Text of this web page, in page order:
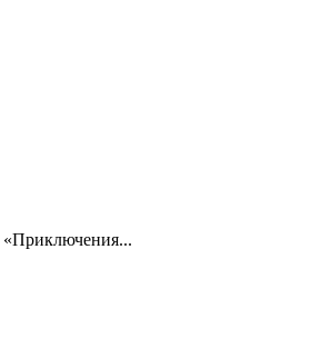
«Приключения...